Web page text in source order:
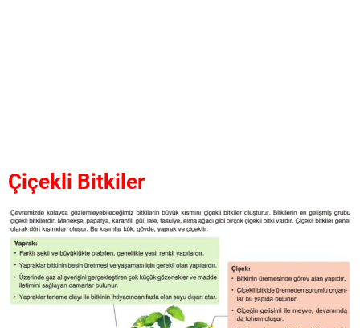
Çiçekli Bitkiler